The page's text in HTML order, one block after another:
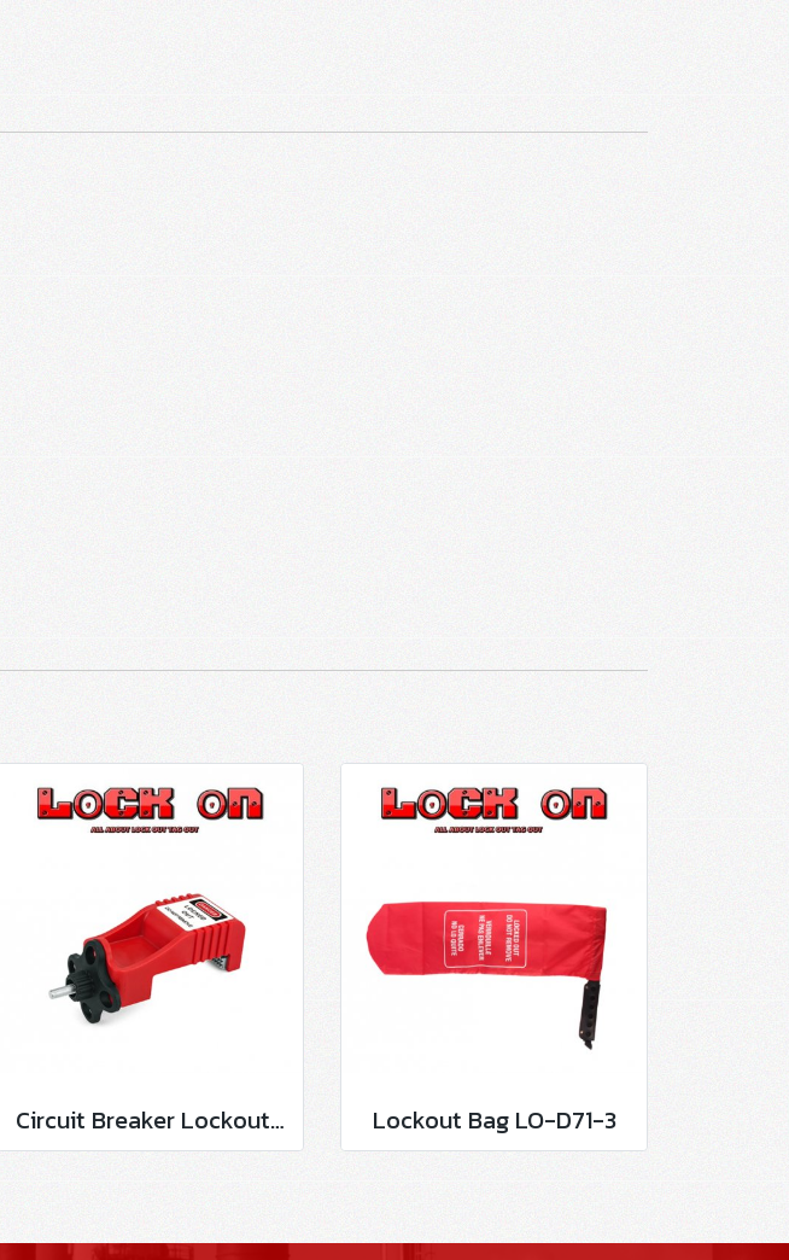
Circuit Breaker Lockout LO-D100 Lockout Bag LO-D71-3